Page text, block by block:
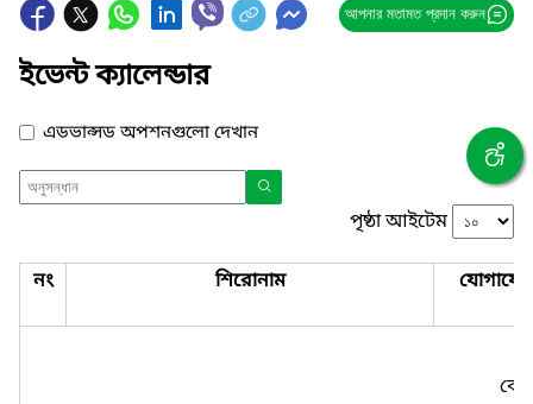
আপনার মতামত প্রদান করুন
ইভেন্ট ক্যালেন্ডার
এডভান্সড অপশনগুলো দেখান
পৃষ্ঠা আইটেম
নং শিরোনাম